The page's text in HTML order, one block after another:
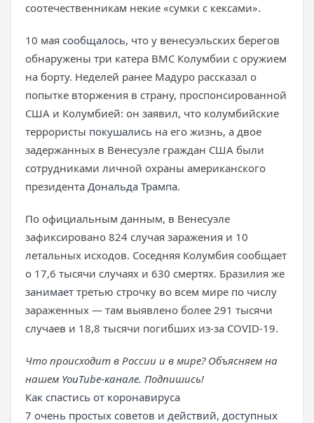
соотечественникам некие «сумки с кексами».
10 мая сообщалось, что у венесуэльских берегов
обнаружены три катера ВМС Колумбии с оружием
на борту. Неделей ранее Мадуро рассказал о
попытке вторжения в страну, проспонсированной
США и Колумбией: он заявил, что колумбийские
террористы покушались на его жизнь, а двое
задержанных в Венесуэле граждан США были
сотрудниками личной охраны американского
президента Дональда Трампа.
По официальным данным, в Венесуэле
зафиксировано 824 случая заражения и 10
летальных исходов. Соседняя Колумбия сообщает
о 17,6 тысячи случаях и 630 смертях. Бразилия же
занимает третью строчку во всем мире по числу
зараженных — там выявлено более 291 тысячи
случаев и 18,8 тысячи погибших из-за COVID-19.
Что происходит в России и в мире? Объясняем на
нашем YouTube-канале. Подпишись!
Как спастись от коронавируса
7 очень простых советов и действий, доступных